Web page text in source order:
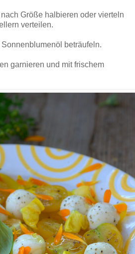
Größe halbieren oder vierteln
verteilen.
beträufeln.
garnieren und mit frischem